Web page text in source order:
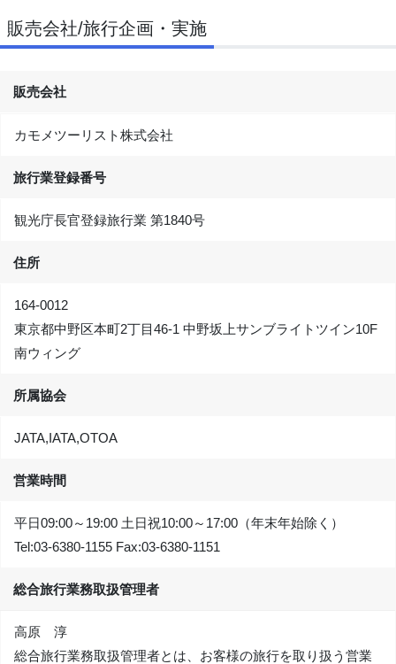
販売会社/旅行企画・実施
販売会社
カモメツーリスト株式会社
旅行業登録番号
観光庁長官登録旅行業 第1840号
住所
164-0012
東京都中野区本町2丁目46-1 中野坂上サンブライトツイン10F
南ウィング
所属協会
JATA,IATA,OTOA
営業時間
平日09:00～19:00 土日祝10:00～17:00（年末年始除く）
Tel:03-6380-1155 Fax:03-6380-1151
総合旅行業務取扱管理者
高原 淳
総合旅行業務取扱管理者とは、お客様の旅行を取り扱う営業